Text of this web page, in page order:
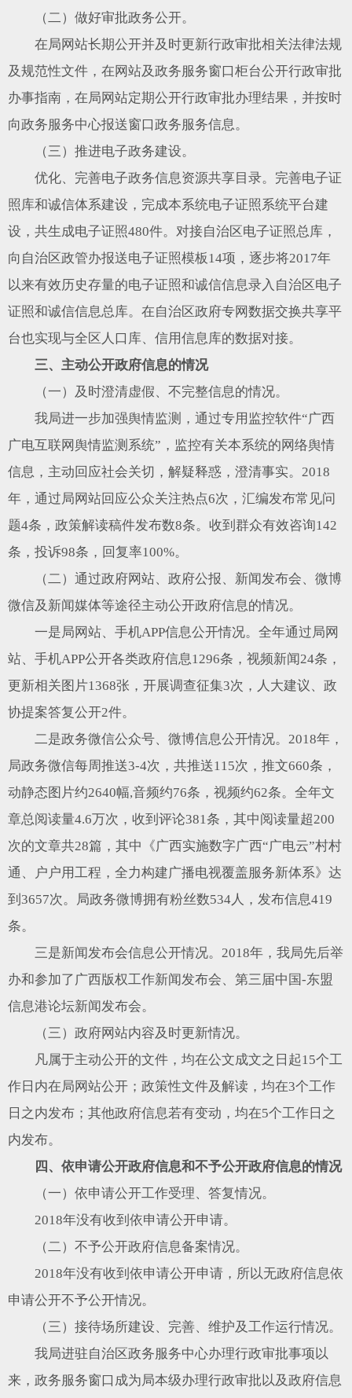
（二）做好审批政务公开。
在局网站长期公开并及时更新行政审批相关法律法规
及规范性文件，在网站及政务服务窗口柜台公开行政审批
办事指南，在局网站定期公开行政审批办理结果，并按时
向政务服务中心报送窗口政务服务信息。
（三）推进电子政务建设。
优化、完善电子政务信息资源共享目录。完善电子证
照库和诚信体系建设，完成本系统电子证照系统平台建
设，共生成电子证照480件。对接自治区电子证照总库，
向自治区政管办报送电子证照模板14项，逐步将2017年
以来有效历史存量的电子证照和诚信信息录入自治区电子
证照和诚信信息总库。在自治区政府专网数据交换共享平
台也实现与全区人口库、信用信息库的数据对接。
三、主动公开政府信息的情况
（一）及时澄清虚假、不完整信息的情况。
我局进一步加强舆情监测，通过专用监控软件“广西
广电互联网舆情监测系统”，监控有关本系统的网络舆情
信息，主动回应社会关切，解疑释惑，澄清事实。2018
年，通过局网站回应公众关注热点6次，汇编发布常见问
题4条，政策解读稿件发布数8条。收到群众有效咨询142
条，投诉98条，回复率100%。
（二）通过政府网站、政府公报、新闻发布会、微博
微信及新闻媒体等途径主动公开政府信息的情况。
一是局网站、手机APP信息公开情况。全年通过局网
站、手机APP公开各类政府信息1296条，视频新闻24条，
更新相关图片1368张，开展调查征集3次，人大建议、政
协提案答复公开2件。
二是政务微信公众号、微博信息公开情况。2018年，
局政务微信每周推送3-4次，共推送115次，推文660条，
动静态图片约2640幅,音频约76条，视频约62条。全年文
章总阅读量4.6万次，收到评论381条，其中阅读量超200
次的文章共28篇，其中《广西实施数字广西“广电云”村村
通、户户用工程，全力构建广播电视覆盖服务新体系》达
到3657次。局政务微博拥有粉丝数534人，发布信息419
条。
三是新闻发布会信息公开情况。2018年，我局先后举
办和参加了广西版权工作新闻发布会、第三届中国-东盟
信息港论坛新闻发布会。
（三）政府网站内容及时更新情况。
凡属于主动公开的文件，均在公文成文之日起15个工
作日内在局网站公开；政策性文件及解读，均在3个工作
日之内发布；其他政府信息若有变动，均在5个工作日之
内发布。
四、依申请公开政府信息和不予公开政府信息的情况
（一）依申请公开工作受理、答复情况。
2018年没有收到依申请公开申请。
（二）不予公开政府信息备案情况。
2018年没有收到依申请公开申请，所以无政府信息依
申请公开不予公开情况。
（三）接待场所建设、完善、维护及工作运行情况。
我局进驻自治区政务服务中心办理行政审批事项以
来，政务服务窗口成为局本级办理行政审批以及政府信息